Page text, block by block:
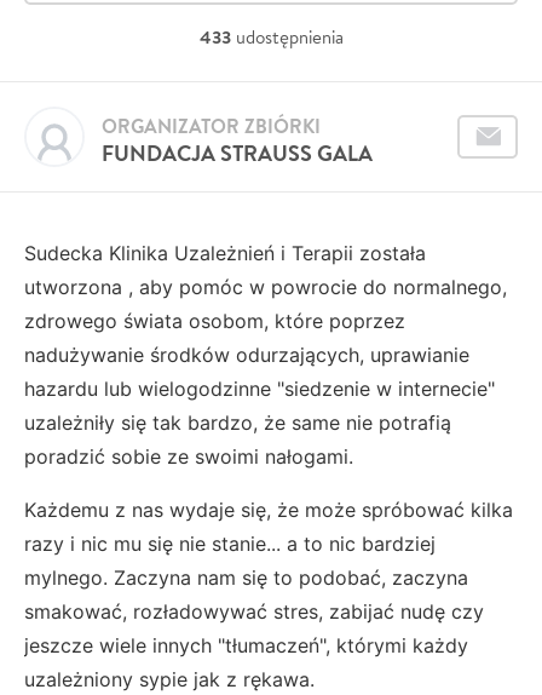
433 udostępnienia
FUNDACJA STRAUSS GALA
ORGANIZATOR ZBIÓRKI
Sudecka Klinika Uzależnień i Terapii została
utworzona , aby pomóc w powrocie do normalnego,
zdrowego świata osobom, które poprzez
nadużywanie środków odurzających, uprawianie
hazardu lub wielogodzinne "siedzenie w internecie"
uzależniły się tak bardzo, że same nie potrafią
poradzić sobie ze swoimi nałogami.
Każdemu z nas wydaje się, że może spróbować kilka
razy i nic mu się nie stanie... a to nic bardziej
mylnego. Zaczyna nam się to podobać, zaczyna
smakować, rozładowywać stres, zabijać nudę czy
jeszcze wiele innych "tłumaczeń", którymi każdy
uzależniony sypie jak z rękawa.